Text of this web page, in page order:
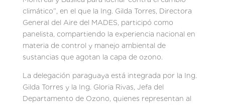
climático”, en el que la Ing. Gilda Torres, Directora
General del Aire del MADES, participó como
panelista, compartiendo la experiencia nacional en
materia de control y manejo ambiental de
sustancias que agotan la capa de ozono.
La delegación paraguaya está integrada por la Ing.
Gilda Torres y la Ing. Gloria Rivas, Jefa del
Departamento de Ozono, quienes representan al